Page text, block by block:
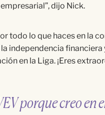
dijo Nick.
todo lo que haces en la
independencia financiera
en la Liga. ¡Eres
porque creo en